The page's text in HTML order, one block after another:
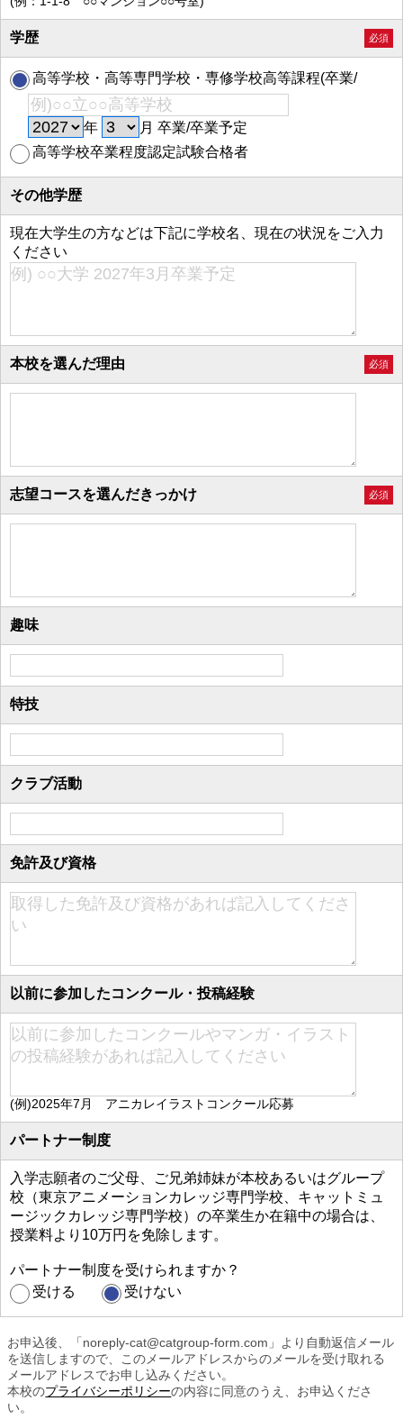
学歴 必須
高等学校・高等専門学校・専修学校高等課程(卒業/
卒業予定)
年
月 卒業/卒業予定
高等学校卒業程度認定試験合格者
その他学歴
現在大学生の方などは下記に学校名、現在の状況をご入力
ください
本校を選んだ理由 必須
志望コースを選んだきっかけ 必須
趣味
特技
クラブ活動
免許及び資格
以前に参加したコンクール・投稿経験
(例)2025年7月 アニカレイラストコンクール応募
パートナー制度
入学志願者のご父母、ご兄弟姉妹が本校あるいはグループ
校（東京アニメーションカレッジ専門学校、キャットミュ
ージックカレッジ専門学校）の卒業生か在籍中の場合は、
授業料より10万円を免除します。
パートナー制度を受けられますか？
受ける
受けない
お申込後、「noreply-cat@catgroup-form.com」より自動返信メール
を送信しますので、このメールアドレスからのメールを受け取れる
メールアドレスでお申し込みください。
本校のプライバシーポリシーの内容に同意のうえ、お申込くださ
い。